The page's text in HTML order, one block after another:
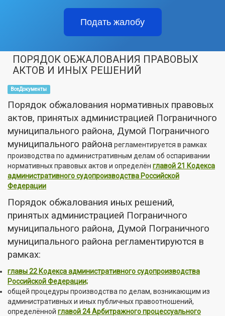
Подать жалобу
ПОРЯДОК ОБЖАЛОВАНИЯ ПРАВОВЫХ
АКТОВ И ИНЫХ РЕШЕНИЙ
ВсеДокументы
Порядок обжалования нормативных правовых
актов, принятых администрацией Пограничного
муниципального района, Думой Пограничного
муниципального района регламентируется в рамках
производства по административным делам об оспаривании
нормативных правовых актов и определён главой 21 Кодекса
административного судопроизводства Российской
Федерации
Порядок обжалования иных решений,
принятых администрацией Пограничного
муниципального района, Думой Пограничного
муниципального района регламентируются в
рамках:
главы 22 Кодекса административного судопроизводства
Российской Федерации;
общей процедуры производства по делам, возникающим из
административных и иных публичных правоотношений,
определённой главой 24 Арбитражного процессуального